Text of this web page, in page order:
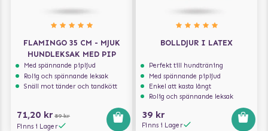
FLAMINGO 35 CM - MJUK
HUNDLEKSAK MED PIP
Med spännande pipljud
Rolig och spännande leksak
Snäll mot tänder och tandkött
71,20 kr 89 kr
Finns i Lager
BOLLDJUR I LATEX
Perfekt till hundträning
Med spännande pipljud
Enkel att kasta långt
Rolig och spännande leksak
39 kr
Finns i Lager